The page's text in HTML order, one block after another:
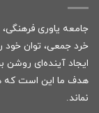
جامعه یاوری
خرد جمعی، توان خود
ایجاد آینده‌ای روشن
هدف ما این است که
نماند.